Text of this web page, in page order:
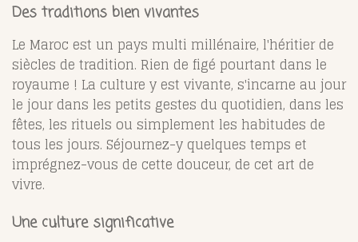
Des traditions bien vivantes
Le Maroc est un pays multi millénaire, l'héritier de
siècles de tradition. Rien de figé pourtant dans le
royaume ! La culture y est vivante, s'incarne au jour
le jour dans les petits gestes du quotidien, dans les
fêtes, les rituels ou simplement les habitudes de
tous les jours. Séjournez-y quelques temps et
imprégnez-vous de cette douceur, de cet art de
vivre.
Une culture significative